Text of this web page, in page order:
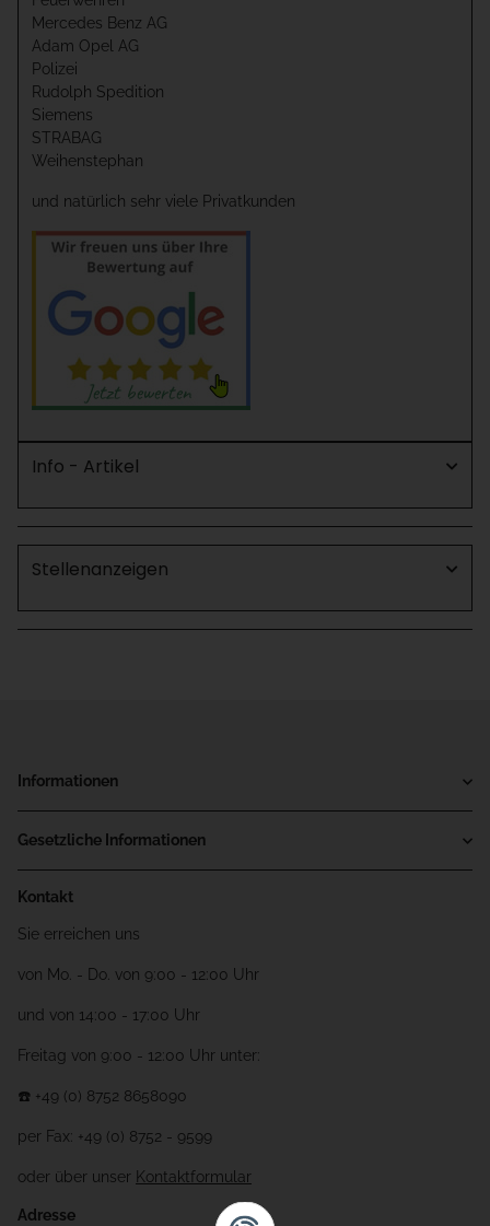
Mercedes Benz AG
Adam Opel AG
Polizei
Rudolph Spedition
Siemens
STRABAG
Weihenstephan
und natürlich sehr viele Privatkunden
Info - Artikel
Stellenanzeigen
Informationen
Gesetzliche Informationen
Kontakt
Sie erreichen uns
von Mo. - Do. von 9:00 - 12:00 Uhr
und von 14:00 - 17:00 Uhr
Freitag von 9:00 - 12:00 Uhr unter:
☎️ +49 (0) 8752 8658090
per Fax: +49 (0) 8752 - 9599
oder über unser Kontaktformular
Adresse